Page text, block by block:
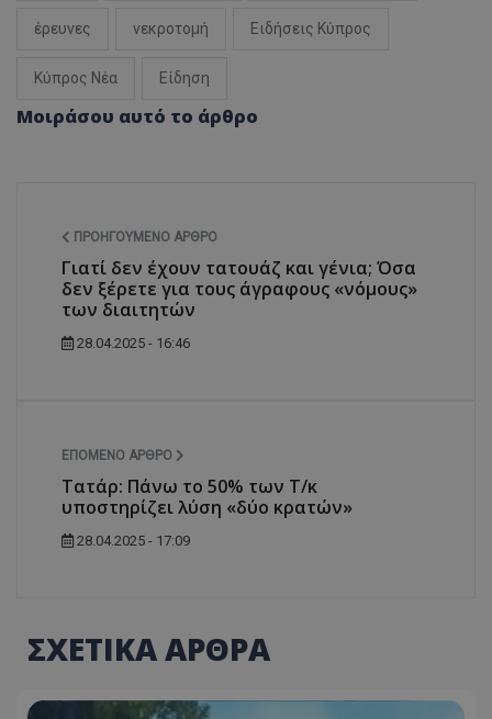
έρευνες νεκροτομή Ειδήσεις Κύπρος
Κύπρος Νέα Είδηση
Μοιράσου αυτό το άρθρο
ΠΡΟΗΓΟΎΜΕΝΟ ΆΡΘΡΟ
Γιατί δεν έχουν τατουάζ και γένια; Όσα
δεν ξέρετε για τους άγραφους «νόμους»
των διαιτητών
28.04.2025 - 16:46
ΕΠΌΜΕΝΟ ΆΡΘΡΟ
Τατάρ: Πάνω το 50% των Τ/κ
υποστηρίζει λύση «δύο κρατών»
28.04.2025 - 17:09
ΣΧΕΤΙΚΑ ΑΡΘΡΑ